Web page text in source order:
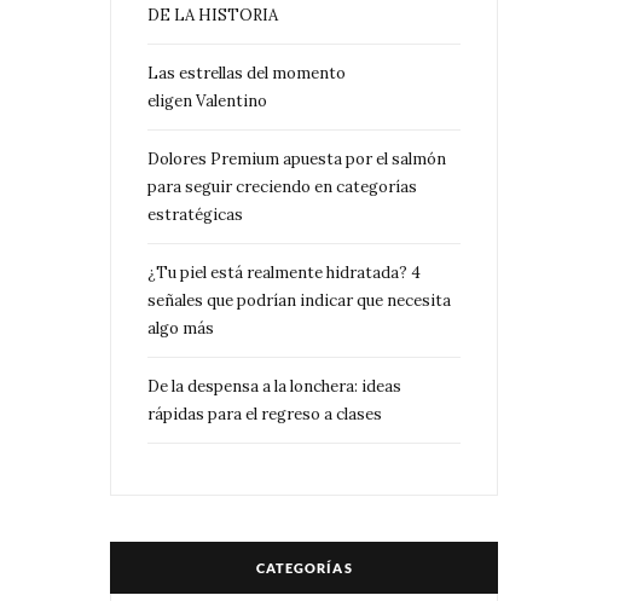
DE LA HISTORIA
Las estrellas del momento
eligen Valentino
Dolores Premium apuesta por el salmón
para seguir creciendo en categorías
estratégicas
¿Tu piel está realmente hidratada? 4
señales que podrían indicar que necesita
algo más
De la despensa a la lonchera: ideas
rápidas para el regreso a clases
CATEGORÍAS